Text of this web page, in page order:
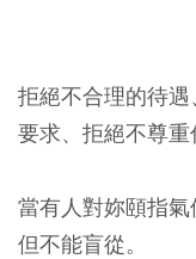
拒絕不合理的待
要求、拒絕不尊重
當有人對妳頤指氣
但不能盲從。